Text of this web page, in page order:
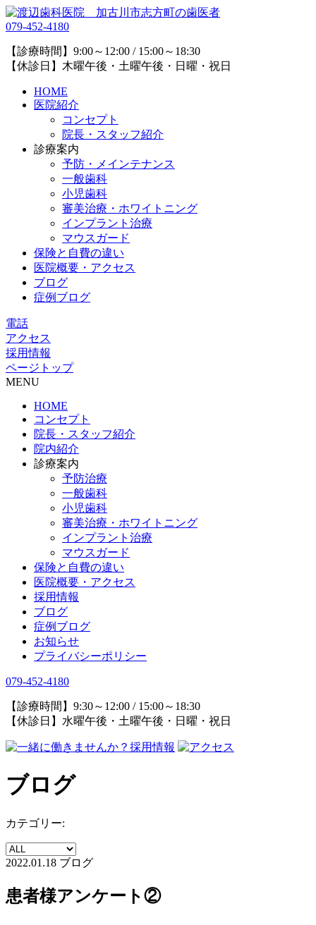
079-452-4180
【診療時間】9:00～12:00 / 15:00～18:30
【休診日】木曜午後・土曜午後・日曜・祝日
HOME
医院紹介
コンセプト
院長・スタッフ紹介
診療案内
予防・メインテナンス
一般歯科
小児歯科
審美治療・ホワイトニング
インプラント治療
マウスガード
保険と自費の違い
医院概要・アクセス
ブログ
症例ブログ
電話
アクセス
採用情報
ページトップ
MENU
HOME
コンセプト
院長・スタッフ紹介
院内紹介
診療案内
予防治療
一般歯科
小児歯科
審美治療・ホワイトニング
インプラント治療
マウスガード
保険と自費の違い
医院概要・アクセス
採用情報
ブログ
症例ブログ
お知らせ
プライバシーポリシー
079-452-4180
【診療時間】9:30～12:00 / 15:00～18:30
【休診日】水曜午後・土曜午後・日曜・祝日
ブログ
カテゴリー:
2022.01.18 ブログ
患者様アンケート②